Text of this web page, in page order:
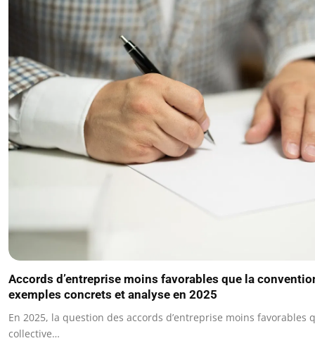
Accords d’entreprise moins favorables que la
exemples concrets et analyse en 2025
En 2025, la question des accords d’entreprise moins favorables
collective…